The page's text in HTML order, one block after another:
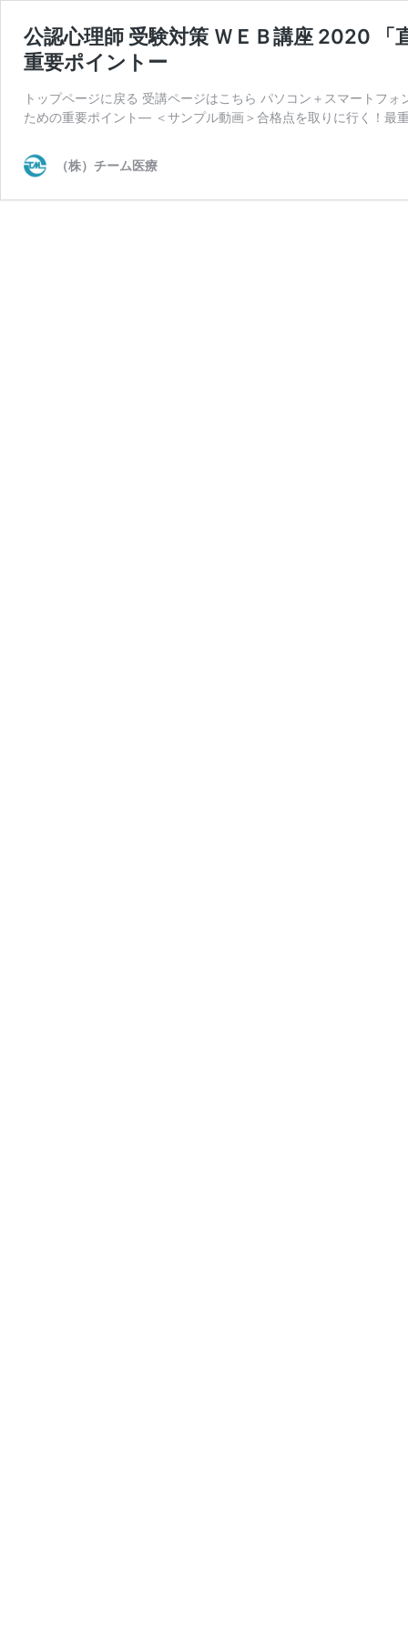
公認心理師 受験対策 ＷＥＢ講座 2020
重要ポイントー
トップページに戻る 受講ページはこちら パソコン＋スマートフ
ための重要ポイント― ＜サンプル動画＞合格点を取りに行く！最
（株）チーム医療